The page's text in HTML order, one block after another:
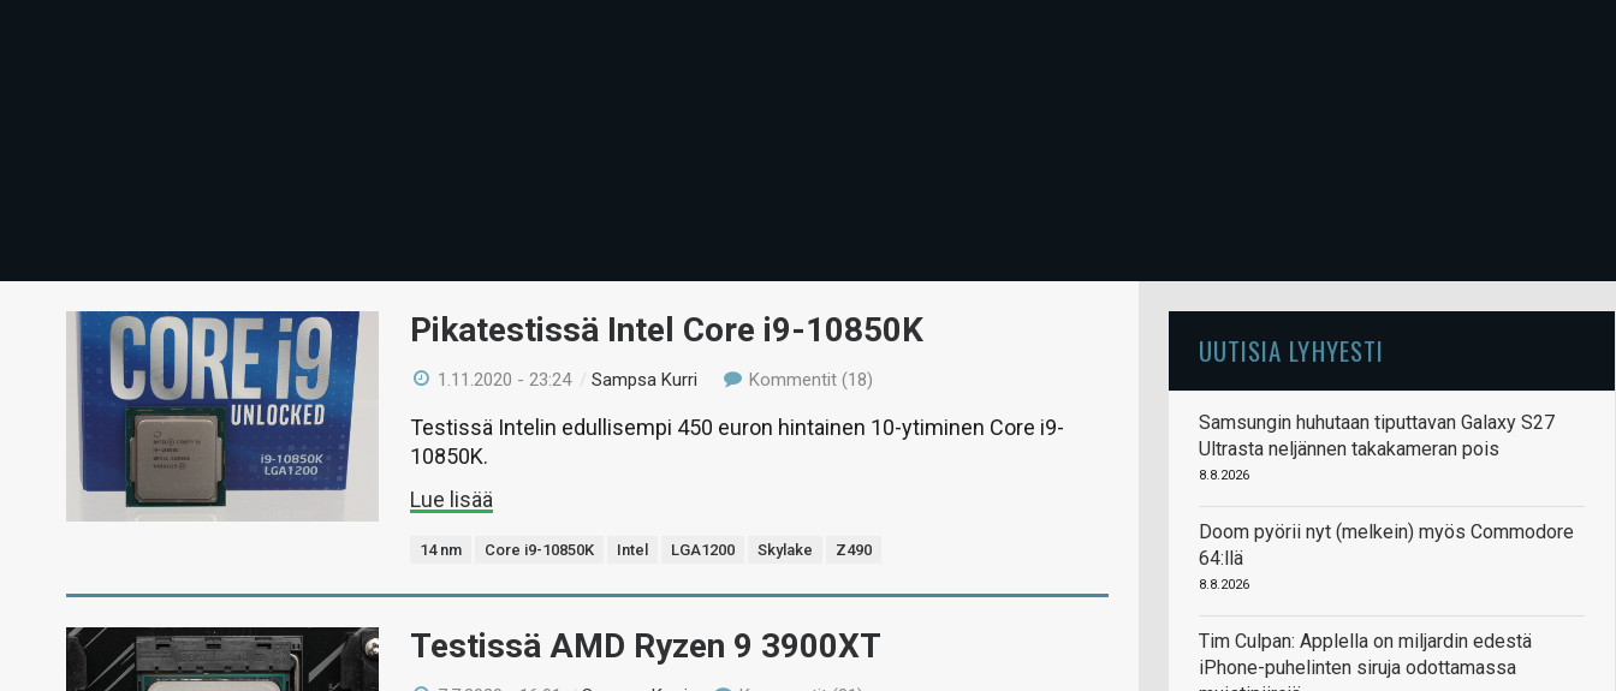
Pikatestissä Intel Core i9-10850K
1.11.2020 - 23:24 /Sampsa Kurri Kommentit (18)
Testissä Intelin edullisempi 450 euron hintainen 10-ytiminen Core i9-
10850K.
Lue lisää
14 nm Core i9-10850K Intel LGA1200 Skylake Z490
Testissä AMD Ryzen 9 3900XT
UUTISIA LYHYESTI
Samsungin huhutaan tiputtavan Galaxy S27
Ultrasta neljännen takakameran pois
8.8.2026
Doom pyörii nyt (melkein) myös Commodore
64:llä
8.8.2026
Tim Culpan: Applella on miljardin edestä
iPhone-puhelinten siruja odottamassa